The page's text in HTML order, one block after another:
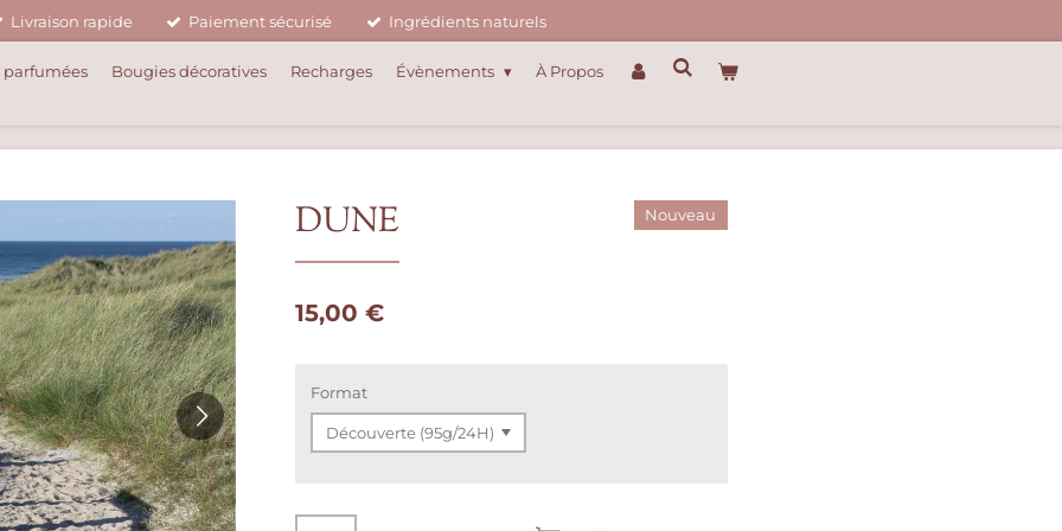
Livraison rapide Paiement sécurisé Ingrédients naturels
parfumées Bougies décoratives Recharges Évènements À Propos
DUNE Nouveau
15,00 €
Format